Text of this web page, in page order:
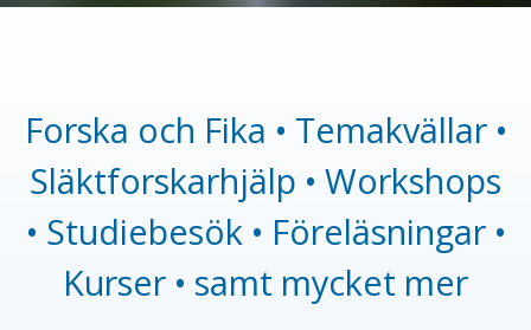
Forska och Fika • Temakvällar •
Släktforskarhjälp • Workshops
• Studiebesök • Föreläsningar •
Kurser • samt mycket mer